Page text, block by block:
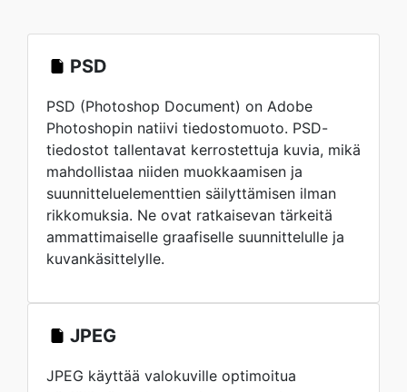
PSD
PSD (Photoshop Document) on Adobe
Photoshopin natiivi tiedostomuoto. PSD-
tiedostot tallentavat kerrostettuja kuvia, mikä
mahdollistaa niiden muokkaamisen ja
suunnitteluelementtien säilyttämisen ilman
rikkomuksia. Ne ovat ratkaisevan tärkeitä
ammattimaiselle graafiselle suunnittelulle ja
kuvankäsittelylle.
JPEG
JPEG käyttää valokuville optimoitua